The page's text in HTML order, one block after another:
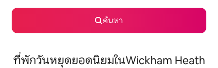
ค้นหา
ที่พักวันหยุดยอดนิยมในWickham Heath